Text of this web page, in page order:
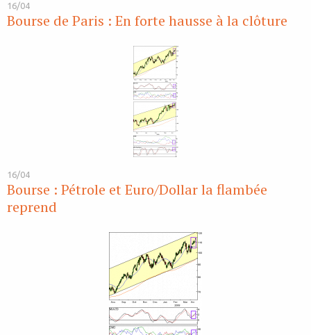
16/04
Bourse de Paris : En forte hausse à la clôture
16/04
Bourse : Pétrole et Euro/Dollar la flambée
reprend